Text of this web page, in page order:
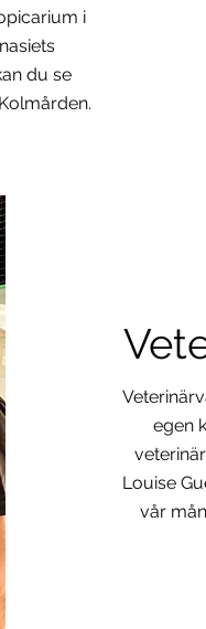
i
du se
egen
Louise
vår